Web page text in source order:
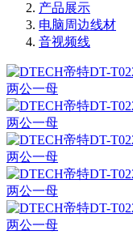
产品展示
电脑周边线材
音视频线